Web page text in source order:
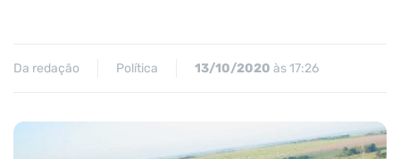
Da redação Política 13/10/2020 às 17:26